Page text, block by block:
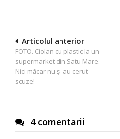
Navigare
în
articole
Articolul anterior
FOTO. Ciolan cu plastic la un
supermarket din Satu Mare.
Nici măcar nu şi-au cerut
scuze!
4 comentarii